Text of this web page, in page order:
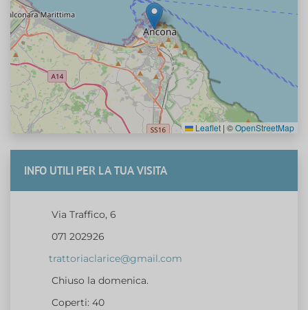
Leaflet | ©OpenStreetMap
INFO UTILI PER LA TUA VISITA
Via Traffico, 6
071 202926
trattoriaclarice@gmail.com
Chiuso la domenica.
Coperti: 40